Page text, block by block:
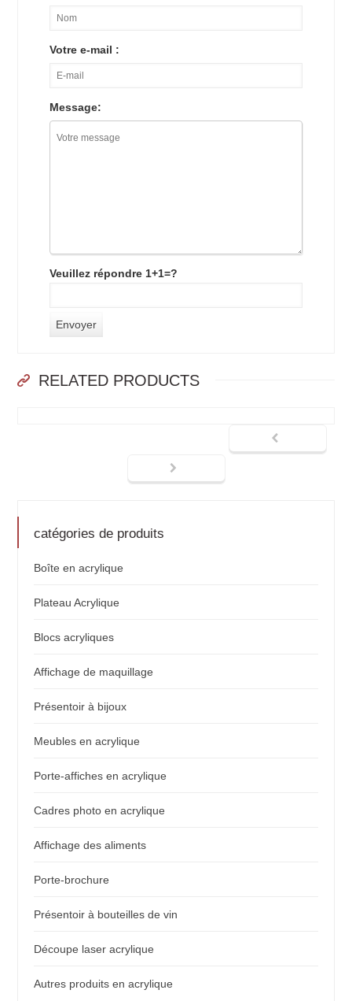
Votre e-mail :
Message:
Veuillez répondre 1+1=?
RELATED PRODUCTS
catégories de produits
Boîte en acrylique
Plateau Acrylique
Blocs acryliques
Affichage de maquillage
Présentoir à bijoux
Meubles en acrylique
Porte-affiches en acrylique
Cadres photo en acrylique
Affichage des aliments
Porte-brochure
Présentoir à bouteilles de vin
Découpe laser acrylique
Autres produits en acrylique